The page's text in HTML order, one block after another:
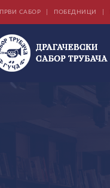
ПРВИ САБОР ПОБЕДНИЦИ